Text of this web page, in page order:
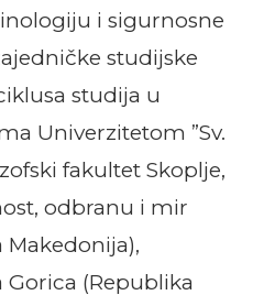
i sigurnosne
studijske
studija u
Univerzitetom ”Sv.
fakultet Skoplje,
odbranu i mir
Makedonija),
(Republika